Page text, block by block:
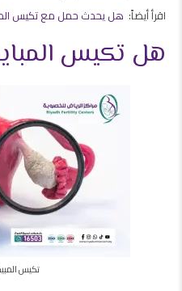
اقرأ أيضاً: هل يحدث حمل مع تكيس
هل تكيس
تكيس